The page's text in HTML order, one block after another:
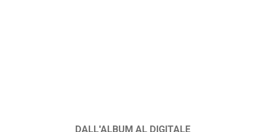
DALL'ALBUM AL DIGITALE